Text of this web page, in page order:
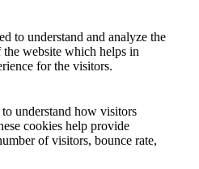
to understand and analyze the
website which helps in
for the visitors.
understand how visitors
cookies help provide
of visitors, bounce rate,